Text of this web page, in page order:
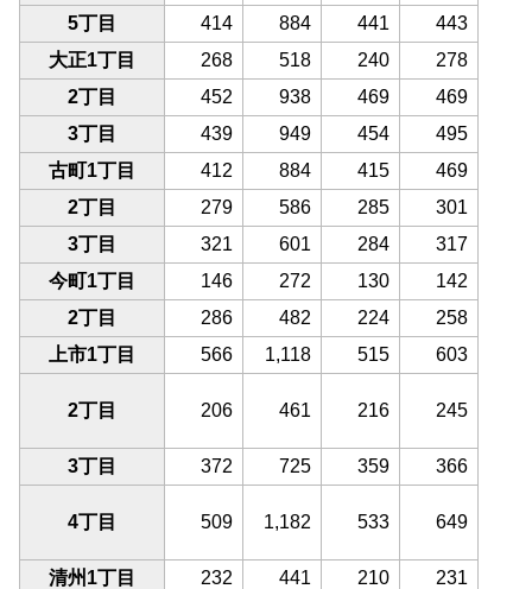
5丁目
414 884 441
443
大正1丁目
268 518 240
278
2丁目
452 938 469
469
3丁目
439 949 454
495
古町1丁目
412 884 415
469
2丁目
279 586 285
301
3丁目
321 601 284
317
今町1丁目
146 272 130
142
2丁目
286 482 224
258
上市1丁目
566 1,118 515 603
2丁目 206 461 216 245
3丁目 372 725 359 366
4丁目 509 1,182 533 649
清州1丁目 232 441 210 231